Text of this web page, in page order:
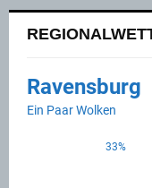
Ravensburg
Ein Paar Wolken
33%